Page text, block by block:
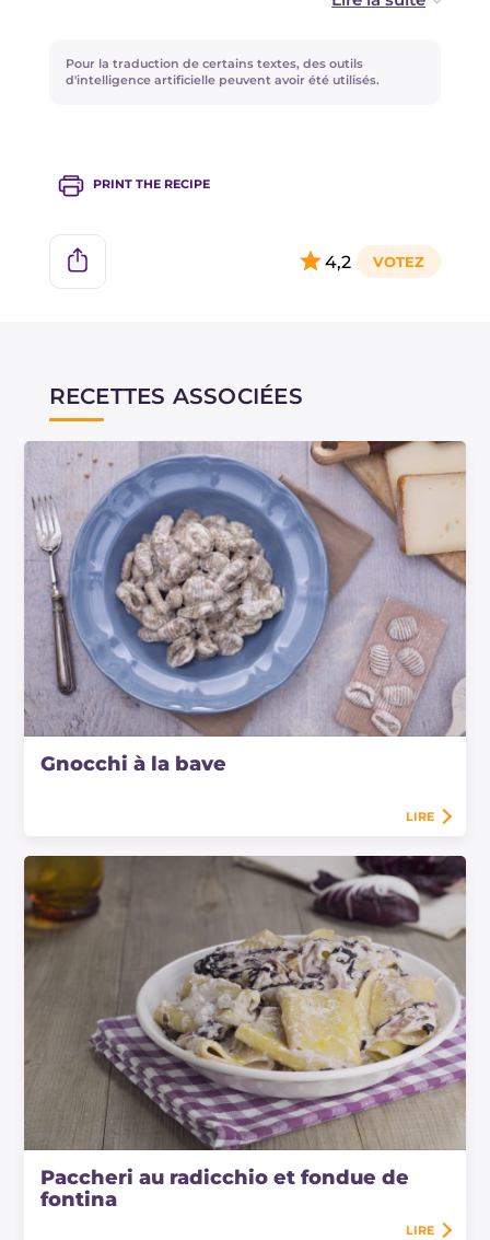
nouvelles bouillies ou de cro fbtons de pain grill
e9.
e9aliser de moelleux
Pancake aux blancs
d'œufs
Pour la traduction de certains textes, des outils
d'intelligence artificielle peuvent avoir été utilisés.
PRINT THE RECIPE
4,2
RECETTES ASSOCIÉES
Gnocchi à la bave
LIRE
Paccheri au radicchio et fondue de
fontina
LIRE